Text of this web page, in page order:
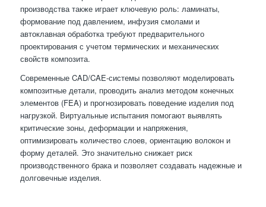
производства также играет ключевую роль: ламинаты,
формование под давлением, инфузия смолами и
автоклавная обработка требуют предварительного
проектирования с учетом термических и механических
свойств композита.
Современные CAD/CAE-системы позволяют моделировать
композитные детали, проводить анализ методом конечных
элементов (FEA) и прогнозировать поведение изделия под
нагрузкой. Виртуальные испытания помогают выявлять
критические зоны, деформации и напряжения,
оптимизировать количество слоев, ориентацию волокон и
форму деталей. Это значительно снижает риск
производственного брака и позволяет создавать надежные и
долговечные изделия.